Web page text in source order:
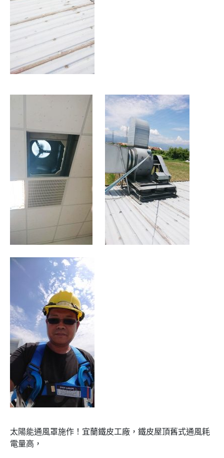
太陽能通風罩施作！宜蘭鐵皮工廠，鐵皮屋頂舊式通風耗
電量高，